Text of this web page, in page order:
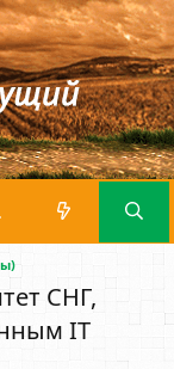
СНГ,
IT